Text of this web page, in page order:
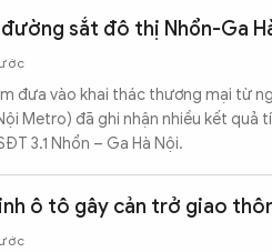
sắt đô thị Nhổn-Ga
đưa vào khai thác thương mại từ
Metro) đã ghi nhận nhiều kết
3.1 Nhổn – Ga Hà Nội.
ô tô gây cản trở giao